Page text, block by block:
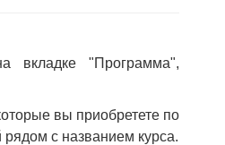
вкладке "Программа",
вы приобретете по
с названием курса.